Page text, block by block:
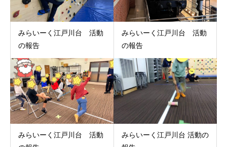
みらいーく江戸川台 活動
の報告
みらいーく江戸川台 活動
の報告
みらいーく江戸川台 活動
みらいーく江戸川台 活動の